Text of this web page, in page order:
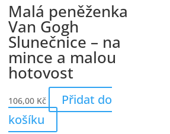
Malá peněženka
Van Gogh
Slunečnice – na
mince a malou
hotovost
106,00 Kč
Přidat do
košíku